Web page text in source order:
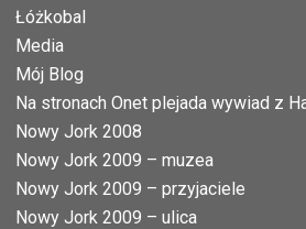
Łóżkobal
Media
Mój Blog
Na stronach Onet plejada wywiad z
Nowy Jork 2008
Nowy Jork 2009 – muzea
Nowy Jork 2009 – przyjaciele
Nowy Jork 2009 – ulica